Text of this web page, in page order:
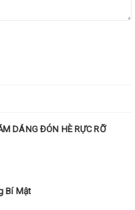
DÁNG ĐÓN HÈ RỰC RỠ
Bí Mật